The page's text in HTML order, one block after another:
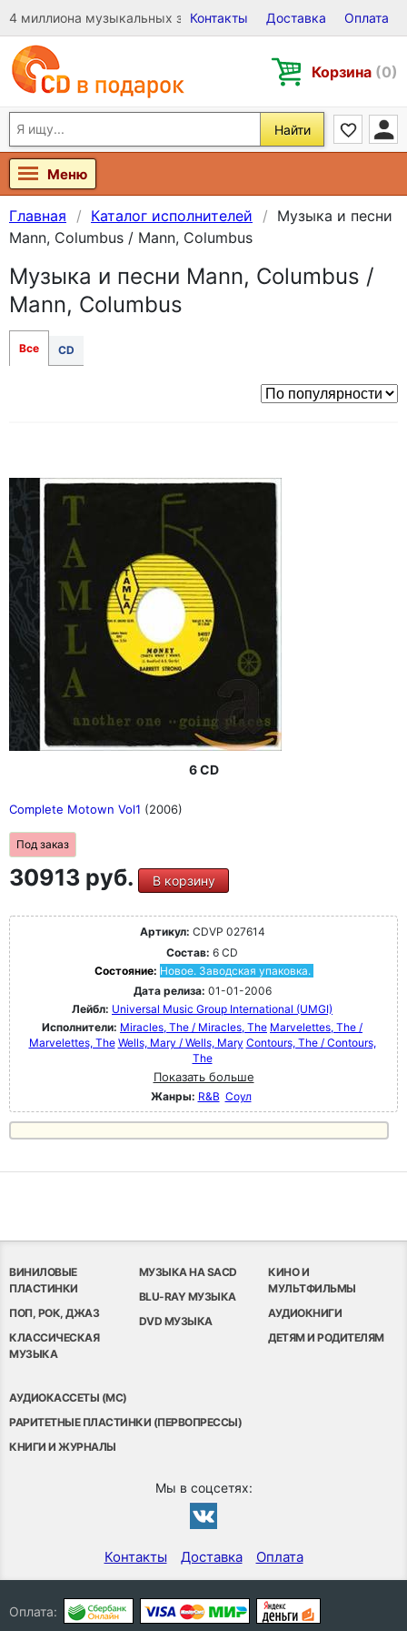
4 миллиона музыкальных записей на Виниле, CD и DVD
Контакты Доставка Оплата
Корзина (0)
Найти
Меню
Главная Каталог исполнителей
Музыка и песни
Mann, Columbus / Mann, Columbus
Музыка и песни Mann, Columbus /
Mann, Columbus
Все CD
6 CD
Complete Motown Vol1 (2006)
Под заказ
30913 руб. В корзину
Артикул: CDVP 027614
Состав: 6 CD
Состояние: Новое. Заводская упаковка.
Дата релиза: 01-01-2006
Лейбл: Universal Music Group International (UMGI)
Исполнители: Miracles, The / Miracles, The Marvelettes, The /
Marvelettes, The Wells, Mary / Wells, Mary Contours, The / Contours,
The
Показать больше
Жанры: R&B Соул
ВИНИЛОВЫЕ
ПЛАСТИНКИ
ПОП, РОК, ДЖАЗ
КЛАССИЧЕСКАЯ
МУЗЫКА
МУЗЫКА НА SACD
BLU-RAY МУЗЫКА
DVD МУЗЫКА
КИНО И
МУЛЬТФИЛЬМЫ
АУДИОКНИГИ
ДЕТЯМ И РОДИТЕЛЯМ
АУДИОКАССЕТЫ (MC)
РАРИТЕТНЫЕ ПЛАСТИНКИ (ПЕРВОПРЕССЫ)
КНИГИ И ЖУРНАЛЫ
Мы в соцсетях:
Контакты Доставка Оплата
Оплата: